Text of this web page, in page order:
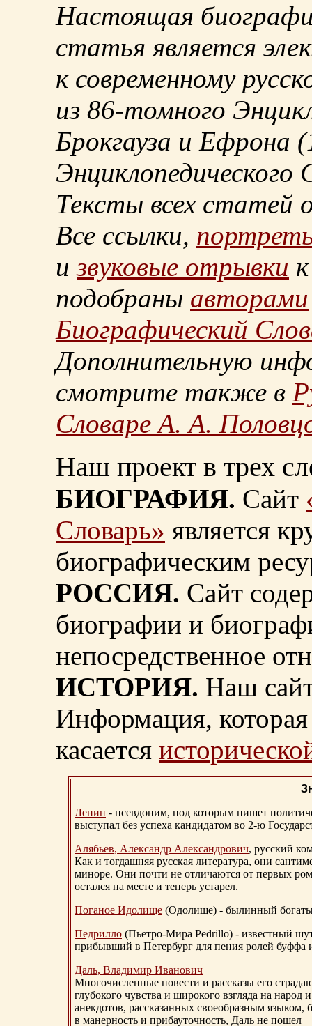
Настоящая
статья является
к современному
из 86-томного
Брокгауза и Ефрона
Энциклопедического
Тексты всех статей
Все ссылки,
извуковые отрывки
подобраны авторами
Биографический
Дополнительную
смотрите также в
Словаре А. А.
Наш проект в трех
БИОГРАФИЯ. Сайт
Словарь» является
биографическим
РОССИЯ. Сайт
биографии и
непосредственное
ИСТОРИЯ. Наш
Информация, которая
касается
Ленин - псевдоним, под которым пишет
выступал без успеха кандидатом во 2-ю
Алябьев, Александр Александрович, русский
Как и тогдашняя русская литература, они
миноре. Они почти не отличаются от первых
остался на месте и теперь устарел.
Поганое Идолище (Одолище) - былинный
Педрилло (Пьетро-Мира Pedrillo) - известный
прибывший в Петербург для пения ролей буффа
Даль, Владимир Иванович
Многочисленные повести и рассказы его
глубокого чувства и широкого взгляда на
анекдотов, рассказанных своеобразным
в манерность и прибауточность, Даль не пошел